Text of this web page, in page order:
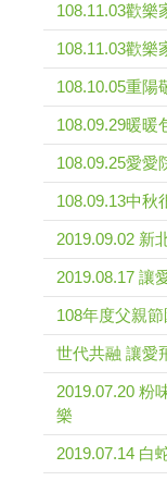
108.11.03歡樂
108.11.03歡樂
108.10.05重陽
108.09.29暖暖
108.09.25愛愛
108.09.13中秋
2019.09.02 新
2019.08.17 讓
108年度父親
世代共融 讓愛
2019.07.20 粉
樂
2019.07.14 白